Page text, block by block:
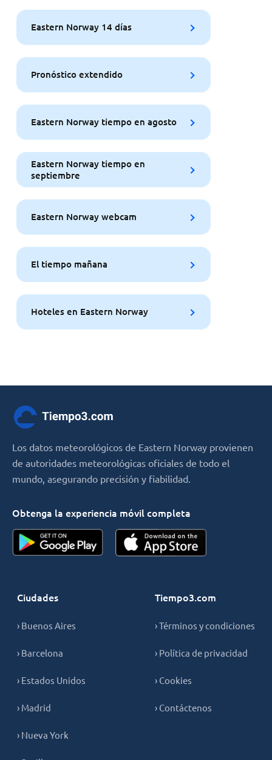
Eastern Norway 14 días
Pronóstico extendido
Eastern Norway tiempo en agosto
Eastern Norway tiempo en
septiembre
Eastern Norway webcam
El tiempo mañana
Hoteles en Eastern Norway
Los datos meteorológicos de Eastern Norway provienen
de autoridades meteorológicas oficiales de todo el
mundo, asegurando precisión y fiabilidad.
Obtenga la experiencia móvil completa
Ciudades
› Buenos Aires
› Barcelona
› Estados Unidos
› Madrid
› Nueva York
Tiempo3.com
› Términos y condiciones
› Política de privacidad
› Cookies
› Contáctenos